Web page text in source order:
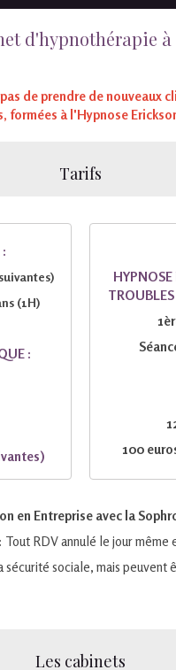
d'hypnothérapie à
de prendre de nouveaux
formées à l'Hypnose
Tarifs
(1H)
:
100
en Entreprise avec la
: Tout RDV annulé le jour même
sécurité sociale, mais
Les cabinets